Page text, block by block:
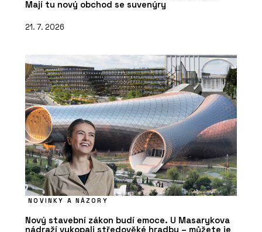
Mají tu nový obchod se suvenýry
21. 7. 2026
NOVINKY A NÁZORY
Nový stavební zákon budí emoce. U Masarykova
nádraží vykopali středověké hradby – můžete je